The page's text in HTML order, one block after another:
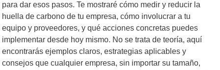
para dar esos pasos. Te mostraré cómo medir y reducir la
huella de carbono de tu empresa, cómo involucrar a tu
equipo y proveedores, y qué acciones concretas puedes
implementar desde hoy mismo. No se trata de teoría, aquí
encontrarás ejemplos claros, estrategias aplicables y
consejos que cualquier empresa, sin importar su tamaño,